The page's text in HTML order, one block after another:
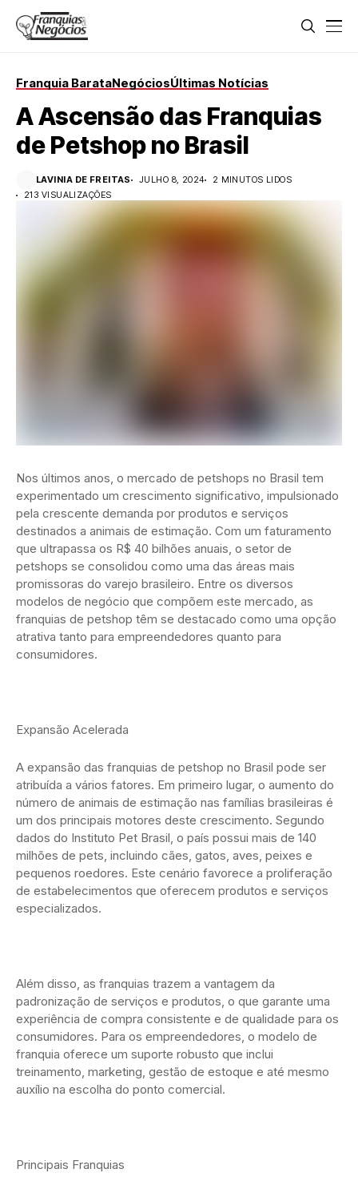
Franquia BarataNegóciosÚltimas Notícias
A Ascensão das Franquias
de Petshop no Brasil
LAVINIA DE FREITAS JULHO 8, 2024
2 MINUTOS LIDOS
213 VISUALIZAÇÕES
Nos últimos anos, o mercado de petshops no Brasil tem
experimentado um crescimento significativo, impulsionado
pela crescente demanda por produtos e serviços
destinados a animais de estimação. Com um faturamento
que ultrapassa os R$ 40 bilhões anuais, o setor de
petshops se consolidou como uma das áreas mais
promissoras do varejo brasileiro. Entre os diversos
modelos de negócio que compõem este mercado, as
franquias de petshop têm se destacado como uma opção
atrativa tanto para empreendedores quanto para
consumidores.
Expansão Acelerada
A expansão das franquias de petshop no Brasil pode ser
atribuída a vários fatores. Em primeiro lugar, o aumento do
número de animais de estimação nas famílias brasileiras é
um dos principais motores deste crescimento. Segundo
dados do Instituto Pet Brasil, o país possui mais de 140
milhões de pets, incluindo cães, gatos, aves, peixes e
pequenos roedores. Este cenário favorece a proliferação
de estabelecimentos que oferecem produtos e serviços
especializados.
Além disso, as franquias trazem a vantagem da
padronização de serviços e produtos, o que garante uma
experiência de compra consistente e de qualidade para os
consumidores. Para os empreendedores, o modelo de
franquia oferece um suporte robusto que inclui
treinamento, marketing, gestão de estoque e até mesmo
auxílio na escolha do ponto comercial.
Principais Franquias